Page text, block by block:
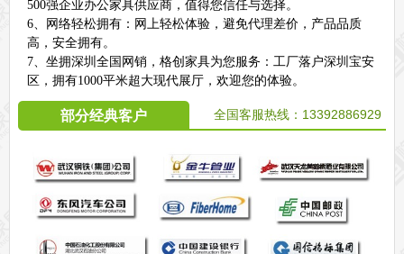
500强企业办公家具供应商，值得您信任与选择。
6、网络轻松拥有：网上轻松体验，避免代理差价，产品品质
高，安全拥有。
7、坐拥深圳全国网销，格创家具为您服务：工厂落户深圳宝安
区，拥有1000平米超大现代展厅，欢迎您的体验。
部分经典客户 全国客服热线： 13392886929